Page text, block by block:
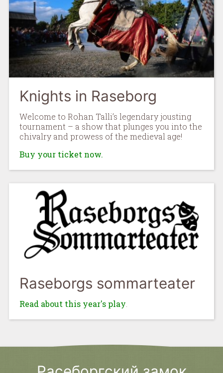
Knights in Raseborg
Welcome to Rohan Talli’s legendary jousting
tournament – a show that plunges you into the
chivalry and prowess of the medieval age!
Buy your ticket now.
Raseborgs sommarteater
Read about this year's play.